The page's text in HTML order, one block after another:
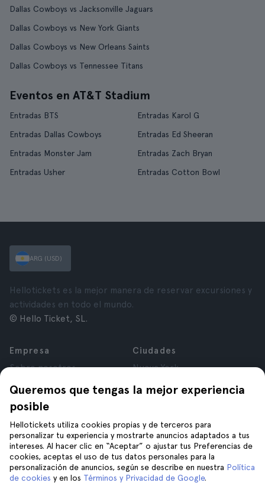
Dallas Cowboys vs Jacksonville Jaguars
Dallas Cowboys vs New York Giants
Dallas Cowboys vs New Orleans Saints
Dallas Cowboys vs Tennessee Titans
Eventos en AT&T Stadium
Entradas BTS
Entradas Karol G
Entradas Dallas Cowboys
Entradas Ed Sheeran
Entradas Monster Jam
Entradas Zach Bryan
Entradas Usher
Entradas Cotton Bowl
Queremos que tengas la mejor experiencia
posible
Hellotickets utiliza cookies propias y de terceros para
personalizar tu experiencia y mostrarte anuncios adaptados a tus
intereses. Al hacer clic en “Aceptar” o ajustar tus Preferencias de
cookies, aceptas el uso de tus datos personales para la
personalización de anuncios, según se describe en nuestra Política
de cookies y en los Términos y Privacidad de Google.
ARG (USD)
Hellotickets es la mejor manera de reservar excursiones y
actividades en todo el mundo.
© Hello Ticket, SL.
Empresa
Sobre nosotros
Afiliados
Opiniones
Privacidad
Términos y Condiciones
Aviso Legal
Cookies
Ciudades
Nueva York
París
Granada
Cracovia
Tenerife